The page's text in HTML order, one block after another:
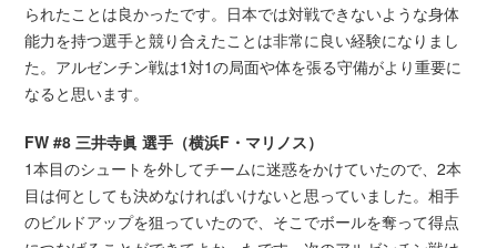
られたことは良かったです。日本では対戦できないような身体
能力を持つ選手と競り合えたことは非常に良い経験になりまし
た。アルゼンチン戦は1対1の局面や体を張る守備がより重要に
なると思います。
FW #8 三井寺眞 選手（横浜F・マリノス）
1本目のシュートを外してチームに迷惑をかけていたので、2本
目は何としても決めなければいけないと思っていました。相手
のビルドアップを狙っていたので、そこでボールを奪って得点